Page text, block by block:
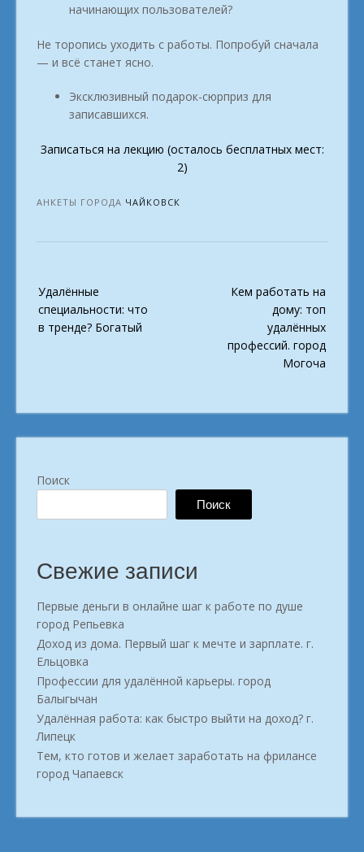
начинающих пользователей?
Не торопись уходить с работы. Попробуй сначала
— и всё станет ясно.
Эксклюзивный подарок-сюрприз для
записавшихся.
Записаться на лекцию (осталось бесплатных мест:
2)
АНКЕТЫ ГОРОДА ЧАЙКОВСК
navigation
Удалённые
специальности: что
в тренде? Богатый
Кем работать на
дому: топ
удалённых
профессий. город
Могоча
Поиск
Поиск
Свежие записи
Первые деньги в онлайне шаг к работе по душе
город Репьевка
Доход из дома. Первый шаг к мечте и зарплате. г.
Ельцовка
Профессии для удалённой карьеры. город
Балыгычан
Удалённая работа: как быстро выйти на доход? г.
Липецк
Тем, кто готов и желает заработать на фрилансе
город Чапаевск